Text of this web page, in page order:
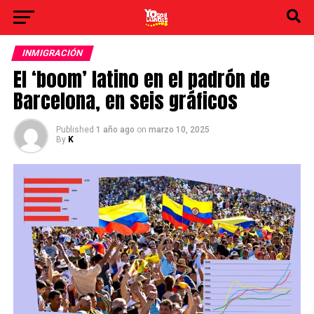
INMIGRACIÓN
El ‘boom’ latino en el padrón de
Barcelona, en seis gráficos
Published 1 año ago on marzo 10, 2025
By K